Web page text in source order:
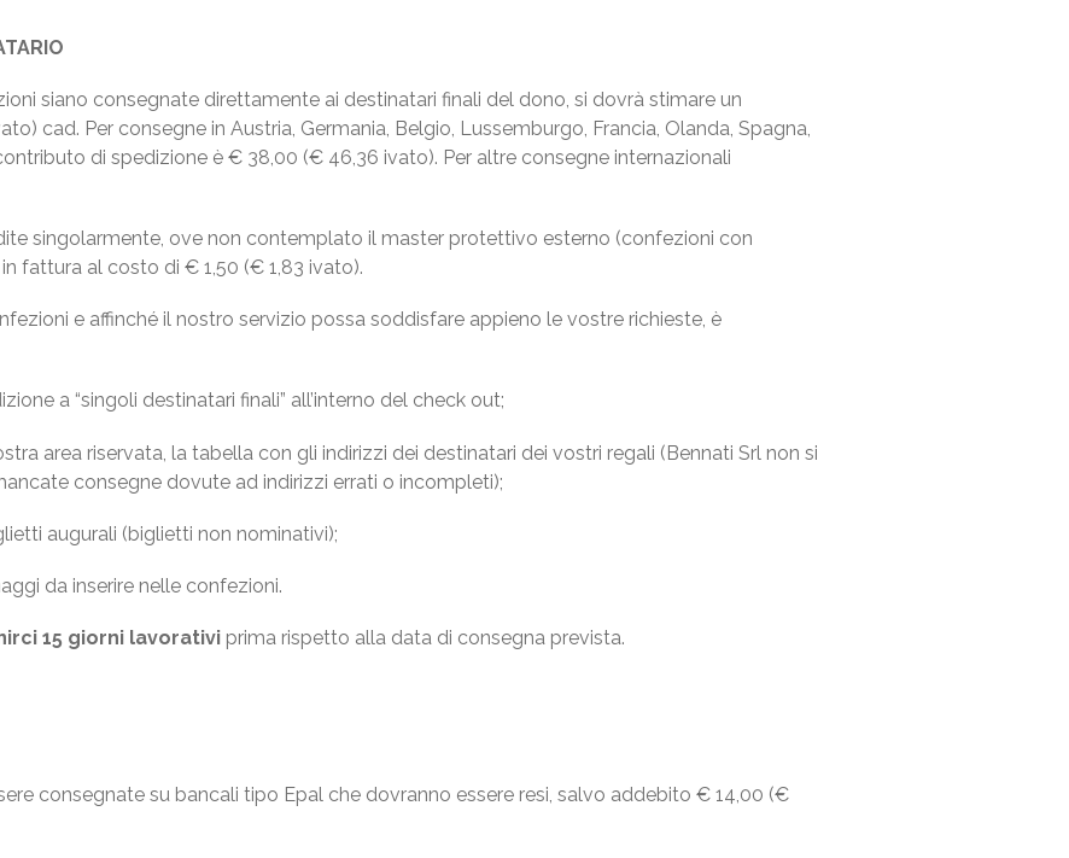
siano consegnate direttamente ai destinatari finali del dono, si dovrà stimare un
cad. Per consegne in Austria, Germania, Belgio, Lussemburgo, Francia, Olanda, Spagna,
di spedizione è € 38,00 (€ 46,36 ivato). Per altre consegne internazionali
singolarmente, ove non contemplato il master protettivo esterno (confezioni con
fattura al costo di € 1,50 (€ 1,83 ivato).
e affinché il nostro servizio possa soddisfare appieno le vostre richieste, è
a “singoli destinatari finali” all’interno del check out;
area riservata, la tabella con gli indirizzi dei destinatari dei vostri regali (Bennati Srl non si
consegne dovute ad indirizzi errati o incompleti);
augurali (biglietti non nominativi);
da inserire nelle confezioni.
15 giorni lavorativi prima rispetto alla data di consegna prevista.
consegnate su bancali tipo Epal che dovranno essere resi, salvo addebito € 14,00 (€